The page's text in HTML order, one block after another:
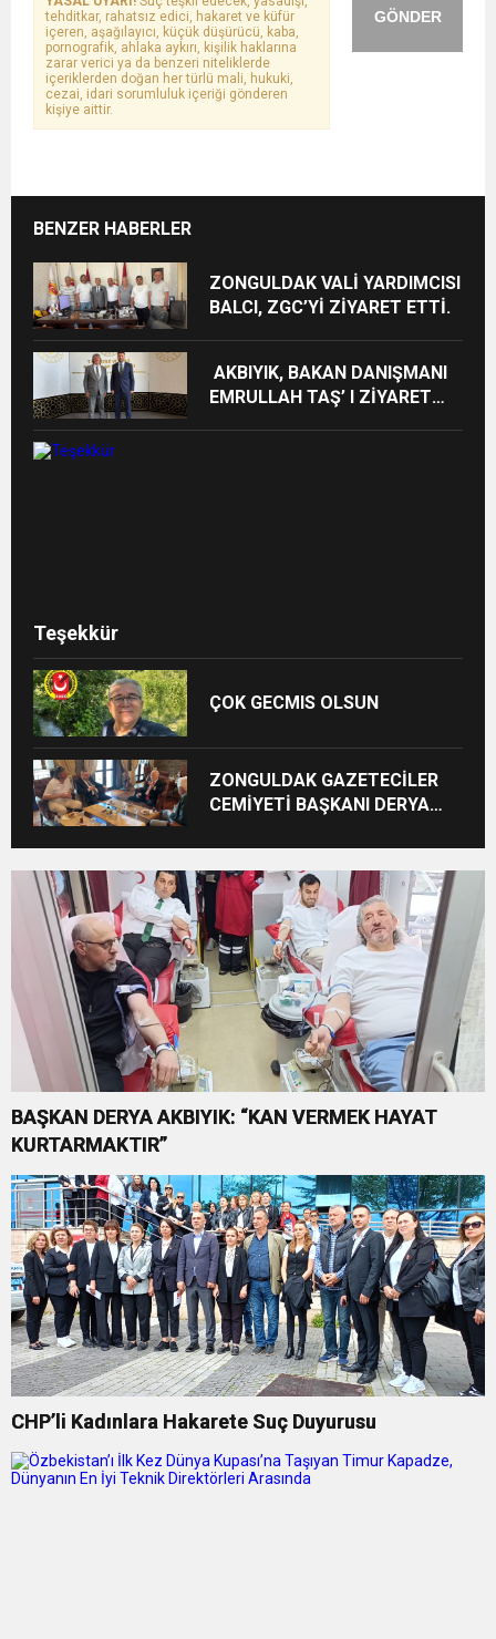
GÖNDER
tehditkar, rahatsız edici, hakaret ve küfür
içeren, aşağılayıcı, küçük düşürücü, kaba,
pornografik, ahlaka aykırı, kişilik haklarına
zarar verici ya da benzeri niteliklerde
içeriklerden doğan her türlü mali, hukuki,
cezai, idari sorumluluk içeriği gönderen
kişiye aittir.
BENZER HABERLER
ZONGULDAK VALİ YARDIMCISI
BALCI, ZGC’Yİ ZİYARET ETTİ.
AKBIYIK, BAKAN DANIŞMANI
EMRULLAH TAŞ’ I ZİYARET
Teşekkür
ÇOK GECMIS OLSUN
ZONGULDAK GAZETECİLER
CEMİYETİ BAŞKANI DERYA
AİLESİNE BAYRAM ZİYARETİ
BAŞKAN DERYA AKBIYIK: “KAN VERMEK HAYAT
KURTARMAKTIR”
CHP’li Kadınlara Hakarete Suç Duyurusu